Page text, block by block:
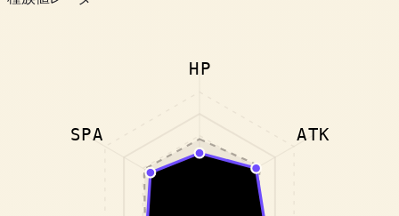
HP
ATK
SPA